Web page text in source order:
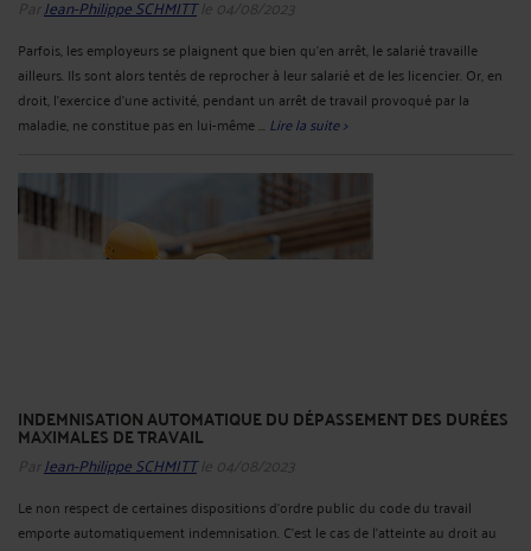
Par Jean-Philippe SCHMITTle 04/08/2023
Parfois, les employeurs se plaignent que bien qu’en arrêt, le salarié travaille
ailleurs. Ils sont alors tentés de reprocher à leur salarié et de les licencier. Or, en
droit, l'exercice d'une activité, pendant un arrêt de travail provoqué par la
maladie, ne constitue pas en lui-même ... Lire la suite >
INDEMNISATION AUTOMATIQUE DU DÉPASSEMENT DES DURÉES
MAXIMALES DE TRAVAIL
Par Jean-Philippe SCHMITTle 04/08/2023
Le non respect de certaines dispositions d’ordre public du code du travail
emporte automatiquement indemnisation. C’est le cas de l’atteinte au droit au